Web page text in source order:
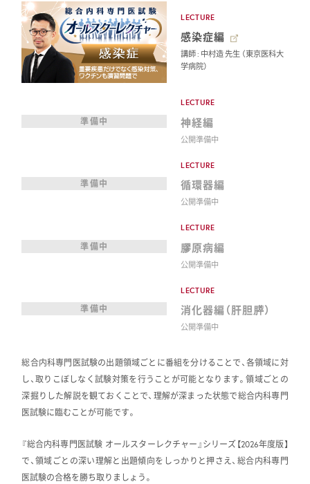
LECTURE
感染症編
講師 : 中村造 先生 （東京医科大
学病院）
準備中
LECTURE
神経編
公開準備中
準備中
LECTURE
循環器編
公開準備中
準備中
LECTURE
膠原病編
公開準備中
準備中
LECTURE
消化器編（肝胆膵）
公開準備中
総合内科専門医試験の出題領域ごとに番組を分けることで、各領域に対
し、取りこぼしなく試験対策を行うことが可能となります。領域ごとの
深掘りした解説を観ておくことで、理解が深まった状態で総合内科専門
医試験に臨むことが可能です。
『総合内科専門医試験 オールスターレクチャー』シリーズ【2026年度版】
で、領域ごとの深い理解と出題傾向をしっかりと押さえ、総合内科専門
医試験の合格を勝ち取りましょう。